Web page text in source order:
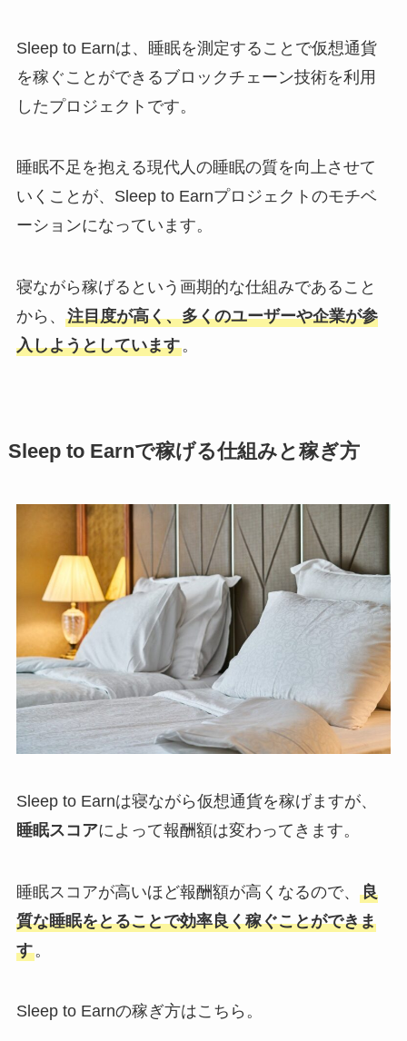
Sleep to Earnは、睡眠を測定することで仮想通貨
を稼ぐことができるブロックチェーン技術を利用
したプロジェクトです。
睡眠不足を抱える現代人の睡眠の質を向上させて
いくことが、Sleep to Earnプロジェクトのモチベ
ーションになっています。
寝ながら稼げるという画期的な仕組みであること
から、 注目度が高く、多くのユーザーや企業が参
入しようとしています。
Sleep to Earnで稼げる仕組みと稼ぎ方
Sleep to Earnは寝ながら仮想通貨を稼げますが、
睡眠スコアによって報酬額は変わってきます。
睡眠スコアが高いほど報酬額が高くなるので、 良
質な睡眠をとることで効率良く稼ぐことができま
す。
Sleep to Earnの稼ぎ方はこちら。